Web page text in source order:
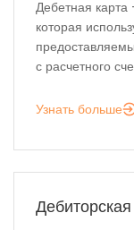
Дебетная карта
которая
с расчетного
Узнать больше